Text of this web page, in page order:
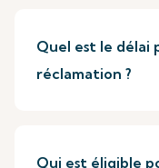
Quel est le délai
réclamation ?
Qui est éligible